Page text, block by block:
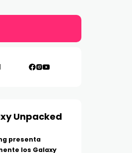
Unpacked
presenta
los Galaxy